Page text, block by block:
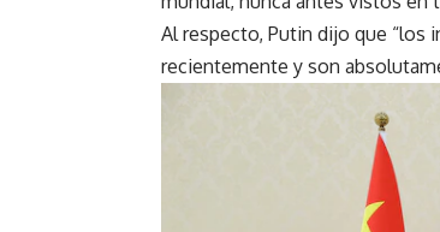
Al respecto, Putin dijo que “los
recientemente y son